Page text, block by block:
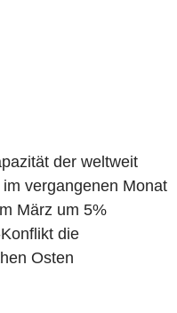
der weltweit
vergangenen Monat
März um 5%
die
Osten